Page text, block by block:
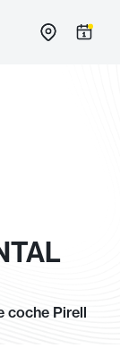
coche Pirell